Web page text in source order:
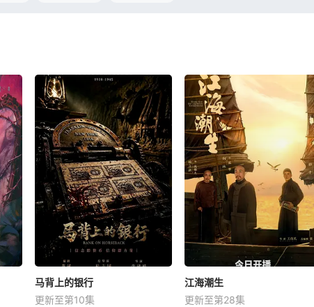
马背上的银行
更新至第10集
江海潮生
更新至第28集